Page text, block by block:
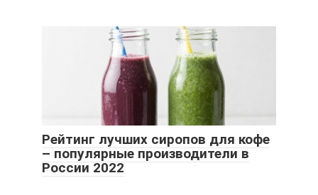
Рейтинг лучших сиропов для кофе
– популярные производители в
России 2022